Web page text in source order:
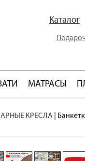
Каталог
МАТРАСЫ
КРЕСЛА